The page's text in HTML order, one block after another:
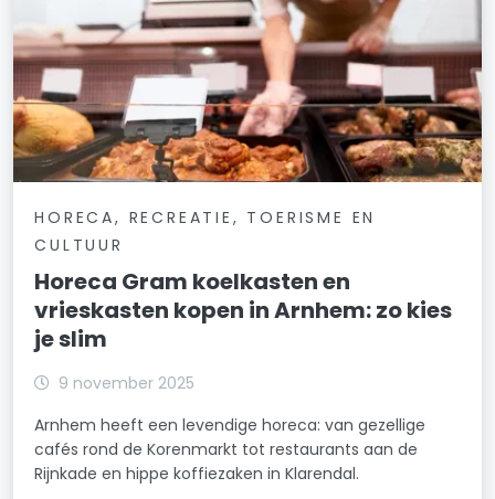
HORECA, RECREATIE, TOERISME EN
CULTUUR
Horeca Gram koelkasten en
vrieskasten kopen in Arnhem: zo kies
je slim
9 november 2025
Arnhem heeft een levendige horeca: van gezellige
cafés rond de Korenmarkt tot restaurants aan de
Rijnkade en hippe koffiezaken in Klarendal.